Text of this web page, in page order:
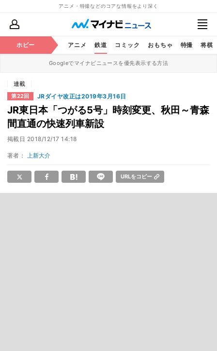
アニメ・特撮などのコアな情報をより深く
ホビー アニメ 鉄道 コミック おもちゃ 特撮 将棋
Googleでマイナビニュースを優先表示する方法
連載
第22回 JRダイヤ改正は2019年3月16日
JR東日本「つがる5号」時刻変更、秋田～青森
間直通の快速列車新設
掲載日 2018/12/17 14:18
著者： 上新大介
URLをコピー